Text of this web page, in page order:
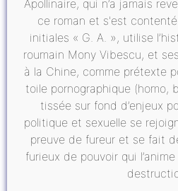
Apollinaire, qui n’a jamais
ce roman et s'est
initiales « G. A. », utilise
roumain Mony Vibescu, et
à la Chine, comme prétexte
toile pornographique (homo,
tissée sur fond d’enjeux
politique et sexuelle se
preuve de fureur et se fait
furieux de pouvoir qui l’anime